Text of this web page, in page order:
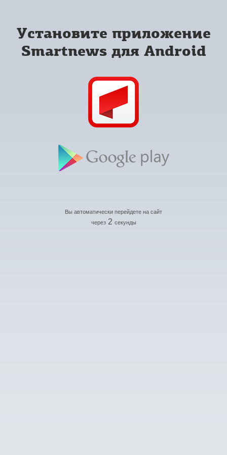
Установите приложение
Smartnews для Android
Вы автоматически перейдете на сайт
через 2 секунды